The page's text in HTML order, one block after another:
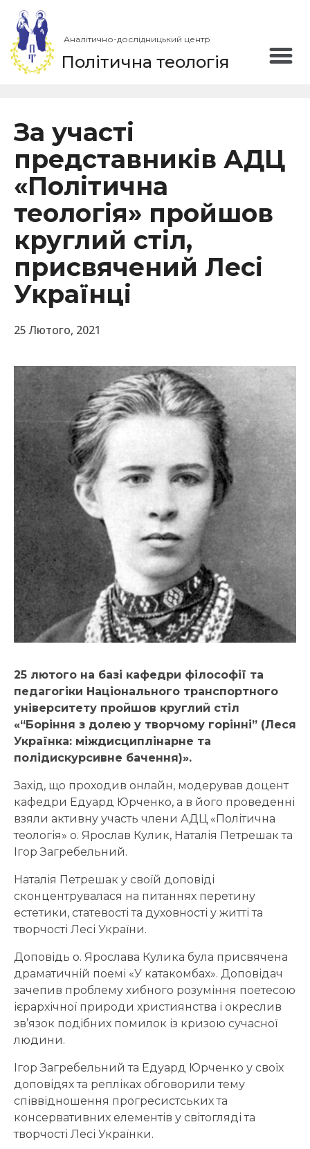
Аналітично-дослідницький центр
Політична теологія
За участі
представників АДЦ
«Політична
теологія» пройшов
круглий стіл,
присвячений Лесі
Українці
25 Лютого, 2021
25 лютого на базі кафедри філософії та
педагогіки Національного транспортного
університету пройшов круглий стіл
«“Боріння з долею у творчому горінні” (Леся
Українка: міждисциплінарне та
полідискурсивне бачення)».
Захід, що проходив онлайн, модерував доцент
кафедри Едуард Юрченко, а в його проведенні
взяли активну участь члени АДЦ «Політична
теологія» о. Ярослав Кулик, Наталія Петрешак та
Ігор Загребельний.
Наталія Петрешак у своїй доповіді
сконцентрувалася на питаннях перетину
естетики, статевості та духовності у житті та
творчості Лесі України.
Доповідь о. Ярослава Кулика була присвячена
драматичній поемі «У катакомбах». Доповідач
зачепив проблему хибного розуміння поетесою
ієрархічної природи християнства і окреслив
зв’язок подібних помилок із кризою сучасної
людини.
Ігор Загребельний та Едуард Юрченко у своїх
доповідях та репліках обговорили тему
співвідношення прогресистських та
консервативних елементів у світогляді та
творчості Лесі Українки.